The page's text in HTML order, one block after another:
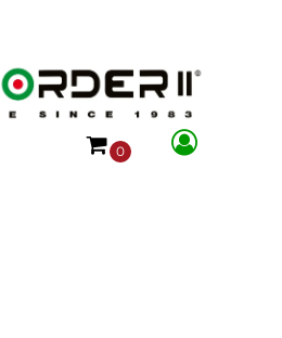
0